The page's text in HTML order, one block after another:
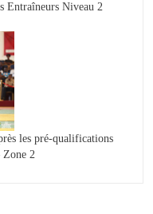
Entraîneurs Niveau 2
les pré-qualifications
Zone 2